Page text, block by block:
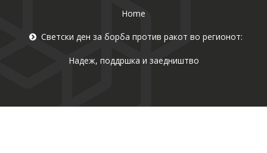
Home
Светски ден за борба против ракот во регионот:
Надеж, поддршка и заедништво